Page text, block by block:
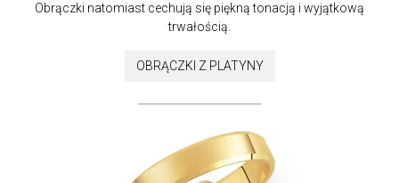
Obrączki natomiast cechują się piękną tonacją i wyjątkową
trwałością.
OBRĄCZKI Z PLATYNY